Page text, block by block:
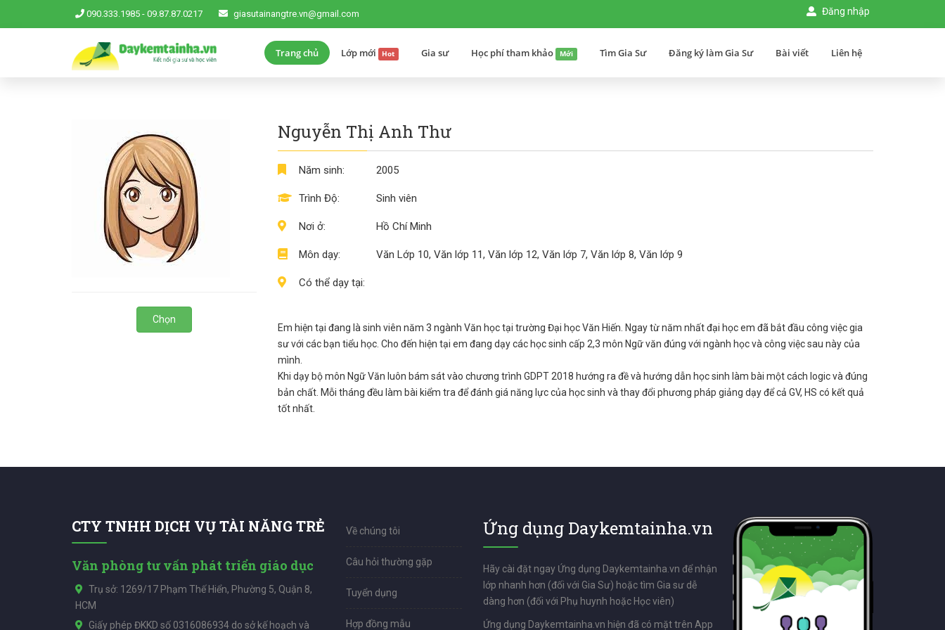
090.333.1985 - 09.87.87.0217 giasutainangtre.vn@gmail.com Đăng nhập
Trang chủ Lớp mới Hot Gia sư Học phí tham khảo Mới Tìm Gia Sư Đăng ký làm Gia Sư Bài viết Liên hệ
Chọn
Nguyễn Thị Anh Thư
Năm sinh:
Trình Độ:
Nơi ở:
Môn dạy:
Có thể dạy tại:
2005
Sinh viên
Hồ Chí Minh
Văn Lớp 10, Văn lớp 11, Văn lớp 12, Văn lớp 7, Văn lớp 8, Văn lớp 9
Em hiện tại đang là sinh viên năm 3 ngành Văn học tại trường Đại học Văn Hiến. Ngay từ năm nhất đại học em đã bắt đầu công việc gia
sư với các bạn tiểu học. Cho đến hiện tại em đang dạy các học sinh cấp 2,3 môn Ngữ văn đúng với ngành học và công việc sau này của
mình.
Khi dạy bộ môn Ngữ Văn luôn bám sát vào chương trình GDPT 2018 hướng ra đề và hướng dẫn học sinh làm bài một cách logic và đúng
bản chất. Mỗi tháng đều làm bài kiểm tra để đánh giá năng lực của học sinh và thay đổi phương pháp giảng dạy để cả GV, HS có kết quả
tốt nhất.
CTY TNHH DỊCH VỤ TÀI NĂNG TRẺ
Văn phòng tư vấn phát triển giáo dục
Trụ sở: 1269/17 Phạm Thế Hiển, Phường 5, Quận 8,
HCM
Giấy phép ĐKKD số 0316086934 do sở kế hoạch và
Về chúng tôi
Câu hỏi thường gặp
Tuyển dụng
Hợp đồng mẫu
Ứng dụng Daykemtainha.vn
Hãy cài đặt ngay Ứng dụng Daykemtainha.vn để nhận
lớp nhanh hơn (đối với Gia Sư) hoặc tìm Gia sư dễ
dàng hơn (đối với Phụ huynh hoặc Học viên)
Ứng dụng Daykemtainha.vn hiện đã có mặt trên App